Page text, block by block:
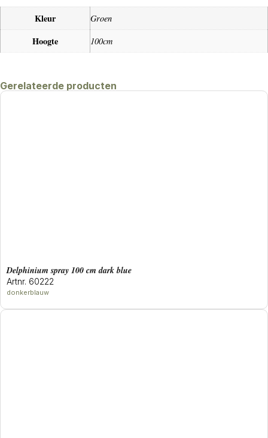
Kleur Groen
Hoogte 100cm
Gerelateerde producten
delphinium spray 100 cm dark blue
Artnr. 60222
donkerblauw